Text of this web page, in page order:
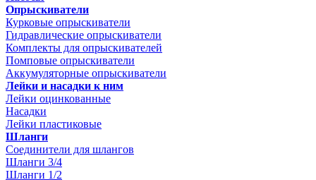
Опрыскиватели
Курковые опрыскиватели
Гидравлические опрыскиватели
Комплекты для опрыскивателей
Помповые опрыскиватели
Аккумуляторные опрыскиватели
Лейки и насадки к ним
Лейки оцинкованные
Насадки
Лейки пластиковые
Шланги
Соединители для шлангов
Шланги 3/4
Шланги 1/2